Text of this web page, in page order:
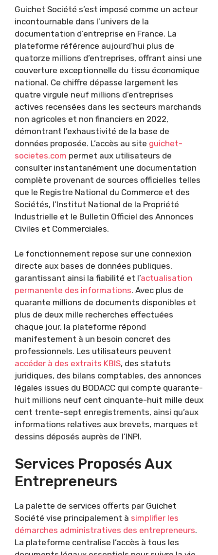
Guichet Société s’est imposé comme un acteur
incontournable dans l’univers de la
documentation d’entreprise en France. La
plateforme référence aujourd’hui plus de
quatorze millions d’entreprises, offrant ainsi une
couverture exceptionnelle du tissu économique
national. Ce chiffre dépasse largement les
quatre virgule neuf millions d’entreprises
actives recensées dans les secteurs marchands
non agricoles et non financiers en 2022,
démontrant l’exhaustivité de la base de
données proposée. L’accès au site guichet-
societes.com permet aux utilisateurs de
consulter instantanément une documentation
complète provenant de sources officielles telles
que le Registre National du Commerce et des
Sociétés, l’Institut National de la Propriété
Industrielle et le Bulletin Officiel des Annonces
Civiles et Commerciales.
Le fonctionnement repose sur une connexion
directe aux bases de données publiques,
garantissant ainsi la fiabilité et l’actualisation
permanente des informations. Avec plus de
quarante millions de documents disponibles et
plus de deux mille recherches effectuées
chaque jour, la plateforme répond
manifestement à un besoin concret des
professionnels. Les utilisateurs peuvent
accéder à des extraits KBIS, des statuts
juridiques, des bilans comptables, des annonces
légales issues du BODACC qui compte quarante-
huit millions neuf cent cinquante-huit mille deux
cent trente-sept enregistrements, ainsi qu’aux
informations relatives aux brevets, marques et
dessins déposés auprès de l’INPI.
Services Proposés Aux
Entrepreneurs
La palette de services offerts par Guichet
Société vise principalement à simplifier les
démarches administratives des entrepreneurs.
La plateforme centralise l’accès à tous les